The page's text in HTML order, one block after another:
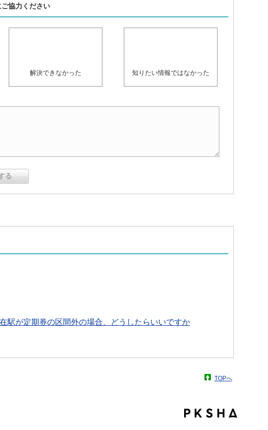
協力ください
解決できなかった 知りたい情報ではなかった
駅が定期券の区間外の場合、どうしたらいいですか
TOPへ